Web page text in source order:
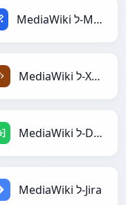
MediaWiki ל-Magic
MediaWiki ל-XML
MediaWiki ל-DAX
MediaWiki ל-Jira